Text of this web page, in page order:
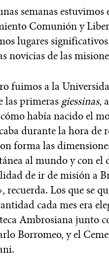
semanas
Comunión y
lugares
novicias de las
fuimos a la
las primerasgiessinas,
había nacido el
durante la hora de
forma las
al mundo y con el
de ir de misión a
recuerda. Los que se
cada mes era
Ambrosiana junto
Borromeo, y el